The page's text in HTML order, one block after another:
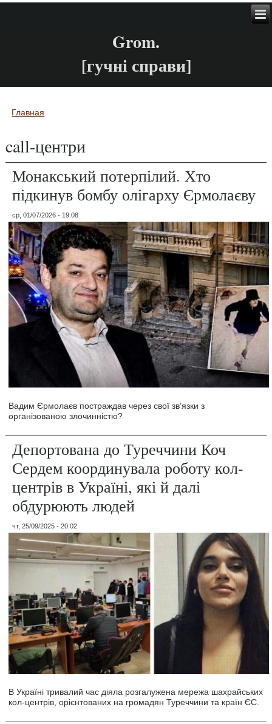
Grom.
[гучні справи]
Вы здесь
Главная
call-центри
Монакський потерпілий. Хто
підкинув бомбу олігарху Єрмолаєву
ср, 01/07/2026 - 19:08
Вадим Єрмолаєв постраждав через свої зв’язки з
організованою злочинністю?
Депортована до Туреччини Коч
Сердем координувала роботу кол-
центрів в Україні, які й далі
обдурюють людей
чт, 25/09/2025 - 20:02
В Україні тривалий час діяла розгалужена мережа шахрайських
кол-центрів, орієнтованих на громадян Туреччини та країн ЄС.